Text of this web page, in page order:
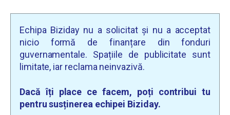
Echipa Biziday nu a solicitat și nu a acceptat
nicio formă de finanțare din fonduri
guvernamentale. Spațiile de publicitate sunt
limitate, iar reclama neinvazivă.
Dacă îți place ce facem, poți contribui tu
pentru susținerea echipei Biziday.